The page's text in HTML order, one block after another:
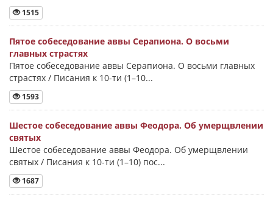
1515
Пятое собеседование аввы Серапиона. О восьми
главных страстях
Пятое собеседование аввы Серапиона. О восьми главных
страстях / Писания к 10-ти (1–10...
1593
Шестое собеседование аввы Феодора. Об умерщвлении
святых
Шестое собеседование аввы Феодора. Об умерщвлении
святых / Писания к 10-ти (1–10) пос...
1687